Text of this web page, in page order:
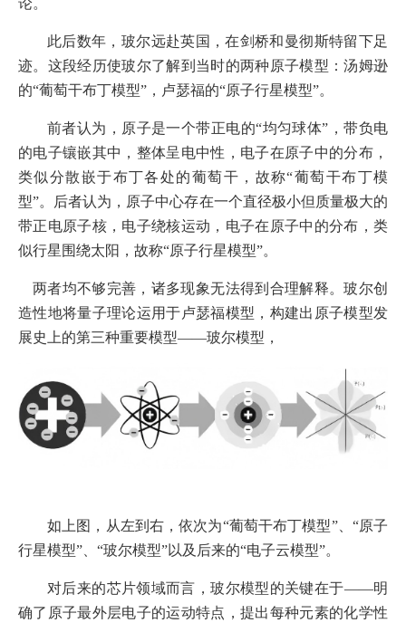
论。
此后数年，玻尔远赴英国，在剑桥和曼彻斯特留下足
迹。这段经历使玻尔了解到当时的两种原子模型：汤姆逊
的“葡萄干布丁模型”，卢瑟福的“原子行星模型”。
前者认为，原子是一个带正电的“均匀球体”，带负电
的电子镶嵌其中，整体呈电中性，电子在原子中的分布，
类似分散嵌于布丁各处的葡萄干，故称“葡萄干布丁模
型”。后者认为，原子中心存在一个直径极小但质量极大的
带正电原子核，电子绕核运动，电子在原子中的分布，类
似行星围绕太阳，故称“原子行星模型”。
两者均不够完善，诸多现象无法得到合理解释。玻尔创
造性地将量子理论运用于卢瑟福模型，构建出原子模型发
展史上的第三种重要模型——玻尔模型，
如上图，从左到右，依次为“葡萄干布丁模型”、“原子
行星模型”、“玻尔模型”以及后来的“电子云模型”。
对后来的芯片领域而言，玻尔模型的关键在于——明
确了原子最外层电子的运动特点，提出每种元素的化学性